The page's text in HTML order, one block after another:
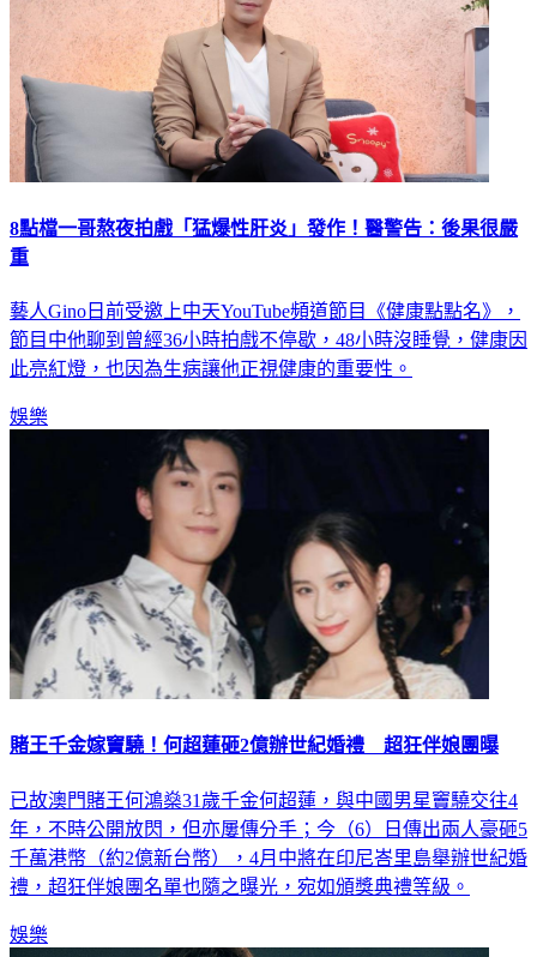
8點檔一哥熬夜拍戲「猛爆性肝炎」發作！醫警告：後果很嚴
重
藝人Gino日前受邀上中天YouTube頻道節目《健康點點名》，
節目中他聊到曾經36小時拍戲不停歇，48小時沒睡覺，健康因
此亮紅燈，也因為生病讓他正視健康的重要性。
娛樂
賭王千金嫁竇驍！何超蓮砸2億辦世紀婚禮 超狂伴娘團曝
已故澳門賭王何鴻燊31歲千金何超蓮，與中國男星竇驍交往4
年，不時公開放閃，但亦屢傳分手；今（6）日傳出兩人豪砸5
千萬港幣（約2億新台幣），4月中將在印尼峇里島舉辦世紀婚
禮，超狂伴娘團名單也隨之曝光，宛如頒獎典禮等級。
娛樂